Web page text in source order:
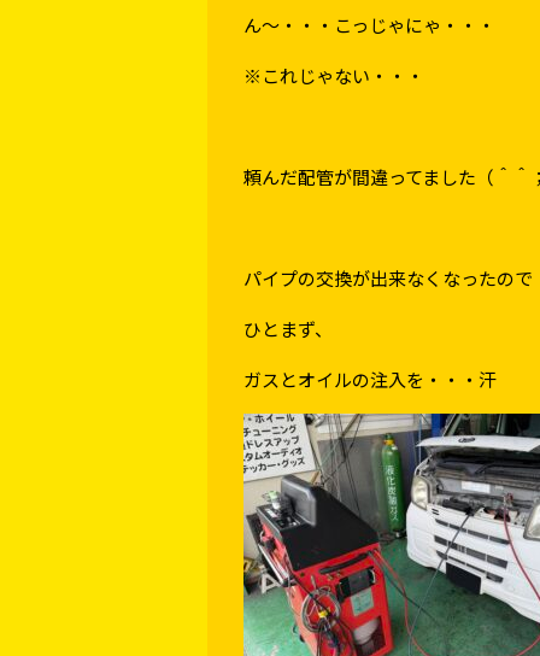
ん～・・・こっじゃにゃ・・・
※これじゃない・・・
頼んだ配管が間違ってました（＾＾
パイプの交換が出来なくなったので
ひとまず、
ガスとオイルの注入を・・・汗